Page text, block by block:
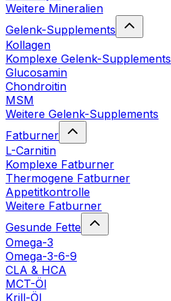
Weitere Mineralien
Gelenk-Supplements
Kollagen
Komplexe Gelenk-Supplements
Glucosamin
Chondroitin
MSM
Weitere Gelenk-Supplements
Fatburner
L-Carnitin
Komplexe Fatburner
Thermogene Fatburner
Appetitkontrolle
Weitere Fatburner
Gesunde Fette
Omega-3
Omega-3-6-9
CLA & HCA
MCT-Öl
Krill-Öl